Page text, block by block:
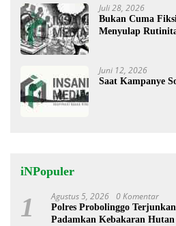
Juli 28, 2026
Bukan Cuma
Menyulap
Juni 12, 2026
Saat Kampanye
iNPopuler
1 Agustus 5, 2026 0 Komentar
Polres Probolinggo
Padamkan Kebakaran